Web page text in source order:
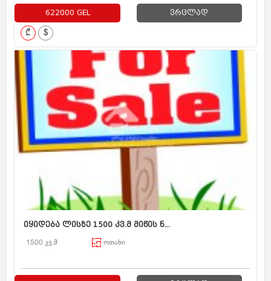
622000 GEL ვრცლად
₾ $
იყიდება ლისზე 1500 კვ.მ მიწის ნ...
1500 კვ.მ ოთახი